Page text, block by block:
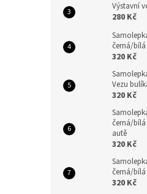
Výstavní
280 Kč
černá/
320 Kč
Vezu
320 Kč
černá/bílá
autě
320 Kč
černá/
320 Kč